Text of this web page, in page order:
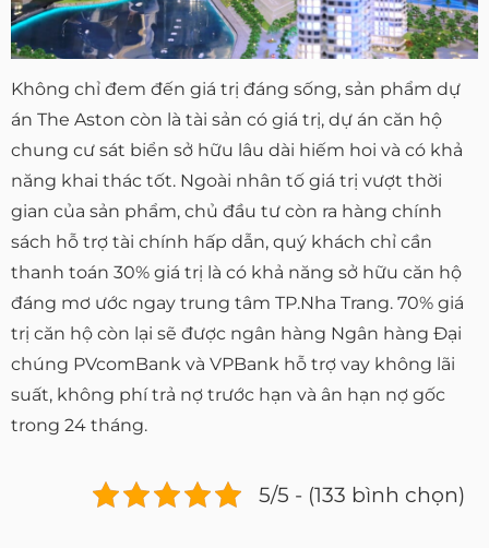
Không chỉ đem đến giá trị đáng sống, sản phẩm dự
án The Aston còn là tài sản có giá trị, dự án căn hộ
chung cư sát biển sở hữu lâu dài hiếm hoi và có khả
năng khai thác tốt. Ngoài nhân tố giá trị vượt thời
gian của sản phẩm, chủ đầu tư còn ra hàng chính
sách hỗ trợ tài chính hấp dẫn, quý khách chỉ cần
thanh toán 30% giá trị là có khả năng sở hữu căn hộ
đáng mơ ước ngay trung tâm TP.Nha Trang. 70% giá
trị căn hộ còn lại sẽ được ngân hàng Ngân hàng Đại
chúng PVcomBank và VPBank hỗ trợ vay không lãi
suất, không phí trả nợ trước hạn và ân hạn nợ gốc
trong 24 tháng.
5/5 - (133 bình chọn)